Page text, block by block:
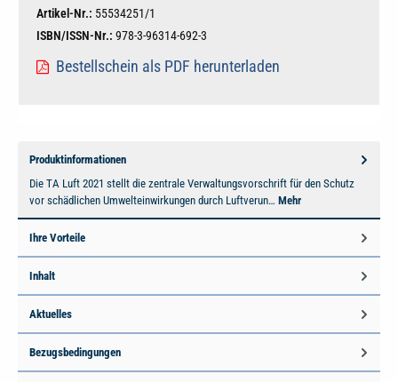
Artikel-Nr.: 55534251/1
ISBN/ISSN-Nr.: 978-3-96314-692-3
Bestellschein als PDF herunterladen
Produktinformationen
Die TA Luft 2021 stellt die zentrale Verwaltungsvorschrift für den Schutz
vor schädlichen Umwelteinwirkungen durch Luftverun… Mehr
Ihre Vorteile
Inhalt
Aktuelles
Bezugsbedingungen